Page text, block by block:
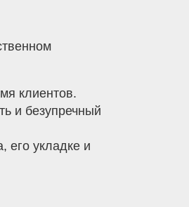
клиентов.
и безупречный
его укладке и